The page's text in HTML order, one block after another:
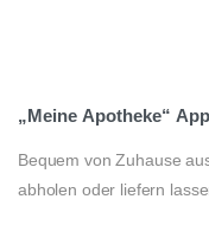
„Meine Apotheke“ App
Bequem von Zuhause
abholen oder liefern